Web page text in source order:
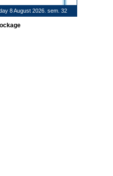
8 August 2026. sem. 32